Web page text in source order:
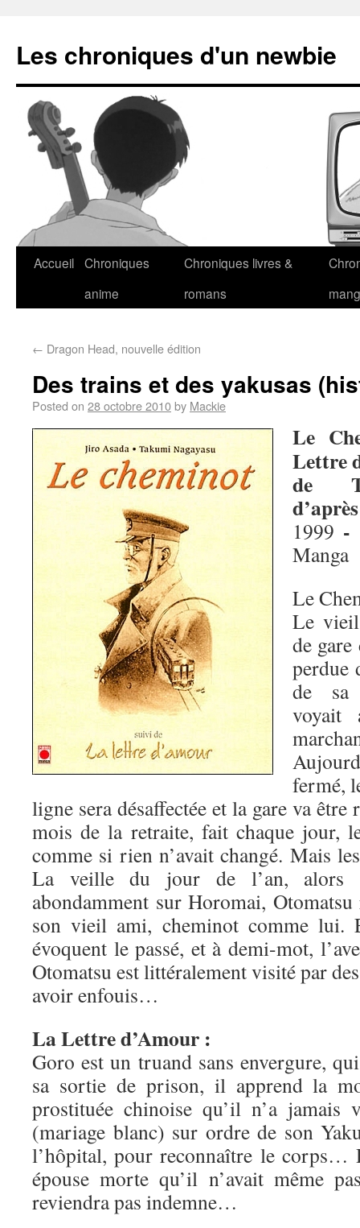
Les chroniques d'un newbie
Accueil Chroniques
anime
Chroniques livres &
romans
← Dragon Head, nouvelle édition
Des trains et des yakusas
Posted on 28 octobre 2010by Mackie
Le
Lettre
de
1999 -
Manga
Le
Le
de
perdue
de sa
voyait
fermé,
ligne sera désaffectée et la gare va être
mois de la retraite, fait chaque jour,
comme si rien n’avait changé. Mais
La veille du jour de l’an, alors
abondamment sur Horomai,
son vieil ami, cheminot comme lui.
évoquent le passé, et à demi-mot,
Otomatsu est littéralement visité par
avoir enfouis…
La Lettre d’Amour :
Goro est un truand sans envergure,
sa sortie de prison, il apprend la
prostituée chinoise qu’il n’a jamais
(mariage blanc) sur ordre de son
l’hôpital, pour reconnaître le corps…
épouse morte qu’il n’avait même
reviendra pas indemne…